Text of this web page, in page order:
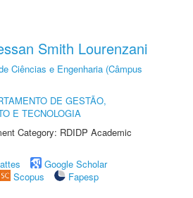
Smith Lourenzani
Ciências e Engenharia (Câmpus
DE GESTÃO,
E TECNOLOGIA
Category: RDIDP Academic
Google Scholar
Scopus
Fapesp